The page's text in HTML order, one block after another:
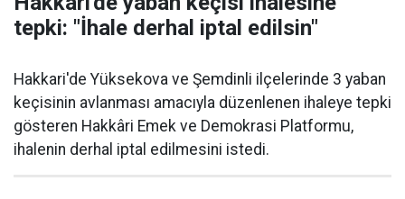
tepki: "İhale derhal iptal edilsin"
Hakkari'de Yüksekova ve Şemdinli ilçelerinde 3 yaban
keçisinin avlanması amacıyla düzenlenen ihaleye tepki
gösteren Hakkâri Emek ve Demokrasi Platformu,
ihalenin derhal iptal edilmesini istedi.